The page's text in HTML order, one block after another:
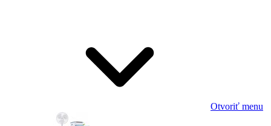
Otvoriť menu